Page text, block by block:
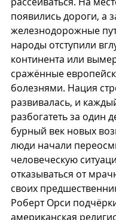
появились дороги, а
железнодорожные
народы отступили
континента или
сражённые
болезнями. Нация
развивалась, и
разбогатеть за один
бурный век новых
люди начали
человеческую
отказываться от
своих
Роберт Орси
американская